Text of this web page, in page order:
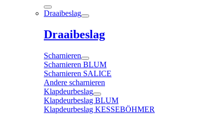
Draaibeslag
Draaibeslag
Scharnieren
Scharnieren BLUM
Scharnieren SALICE
Andere scharnieren
Klapdeurbeslag
Klapdeurbeslag BLUM
Klapdeurbeslag KESSEBÖHMER